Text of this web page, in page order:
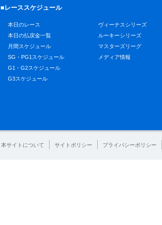
■レーススケジュール
本日のレース
本日の払戻金一覧
月間スケジュール
SG・PG1スケジュール
G1・G2スケジュール
G3スケジュール
ヴィーナスシリーズ
ルーキーシリーズ
マスターズリーグ
メディア情報
本サイトについて サイトポリシー プライバシーポリシー